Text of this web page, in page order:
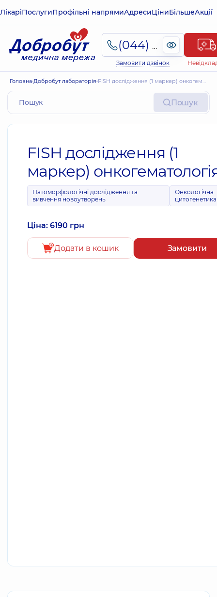
ЛікаріПослугиПрофільні напрямиАдресиЦіниБільшеАкції
(044) 495-2-888
Замовити дзвінок
Головна Добробут лабораторія FISH дослідження (1 маркер) онкогематологія
Пошук
FISH дослідження (1
маркер)
Патоморфологічні дослідження та
вивчення новоутворень
Онкологічна
цитогенетика
Ціна: 6190 грн
Додати в кошик Замовити